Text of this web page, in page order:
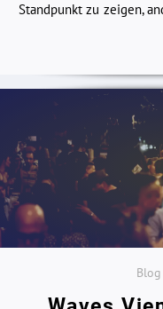
Standpunkt zu zeigen,